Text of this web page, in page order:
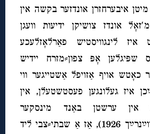
איבערחזרן אונדזער בקשה אין
אונדז צושיקן ידיעות וועגן
איז לינגוויסטיש פאַרלאָזלעכע
שפּיגלען אָפּ צפון⸗מזרח יידיש
כאָטש אויף אַזויפל אַשטייגער ווי
איז געלונגען פעסטשטעלן, אין
אין ערשטן באַנד מינסקער
(ווײַנרײַך 1926), אַז אַ שבתי⸗צבי ליד